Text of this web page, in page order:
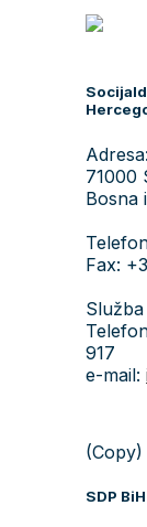
71000
Bosna
Fax:
917
e-mail:
(Copy)
SDP BiH